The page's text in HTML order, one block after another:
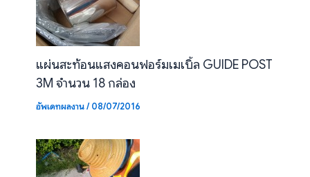
แผ่นสะท้อนแสงคอนฟอร์มเมเบิ้ล GUIDE POST
3M จำนวน 18 กล่อง
อัพเดทผลงาน/08/07/2016